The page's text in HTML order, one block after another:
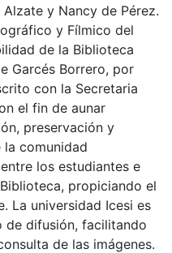
y Nancy de Pérez.
y Fílmico del
de la Biblioteca
Garcés Borrero, por
con la Secretaria
el fin de aunar
preservación y
comunidad
los estudiantes e
propiciando el
La universidad Icesi es
de difusión, facilitando
de las imágenes.